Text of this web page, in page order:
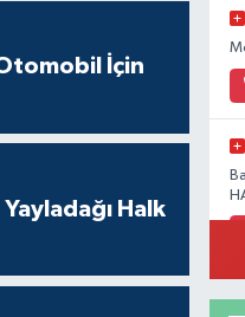
Otomobil İçin
Halk